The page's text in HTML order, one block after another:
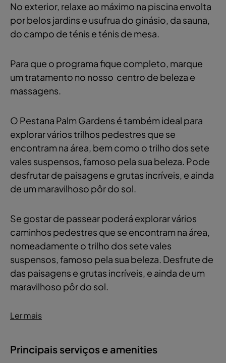
No exterior, relaxe ao máximo na piscina envolta
por belos jardins e usufrua do ginásio, da sauna,
do campo de ténis e ténis de mesa.
Para que o programa fique completo, marque
um tratamento no nosso centro de beleza e
massagens.
O Pestana Palm Gardens é também ideal para
explorar vários trilhos pedestres que se
encontram na área, bem como o trilho dos sete
vales suspensos, famoso pela sua beleza. Pode
desfrutar de paisagens e grutas incríveis, e ainda
de um maravilhoso pôr do sol.
Se gostar de passear poderá explorar vários
caminhos pedestres que se encontram na área,
nomeadamente o trilho dos sete vales
suspensos, famoso pela sua beleza. Desfrute de
das paisagens e grutas incríveis, e ainda de um
maravilhoso pôr do sol.
Ler mais
Principais serviços e amenities